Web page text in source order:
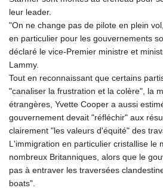
MXN
MZN
NAD
NGN
NIO
NOK
NPR
NZD
OMR
PAB
PEN
PGK
leur leader.
"On ne change pas de pilote en plein
en particulier pour les gouvernements
déclaré le vice-Premier ministre et
Lammy.
Tout en reconnaissant que certains
"canaliser la frustration et la colère", la
étrangères, Yvette Cooper a aussi
gouvernement devait "réfléchir" aux
clairement "les valeurs d'équité" des
L'immigration en particulier cristallise le
nombreux Britanniques, alors que le
pas à entraver les traversées
boats".